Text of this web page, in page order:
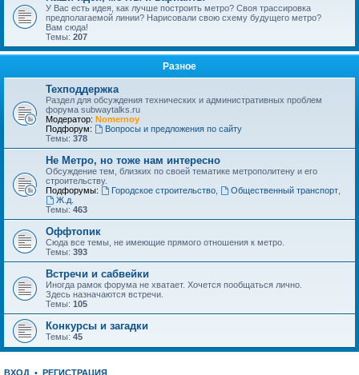
У Вас есть идея, как лучше построить метро? Своя трассировка
предполагаемой линии? Нарисовали свою схему будущего метро?
Вам сюда!
Темы: 207
Разное
Техподдержка
Раздел для обсуждения технических и административных проблем
форума subwaytalks.ru
Модератор: Nomernoy
Подфорум:
Вопросы и предложения по сайту
Темы: 378
Не Метро, но тоже нам интересно
Обсуждение тем, близких по своей тематике метрополитену и его
строительству.
Подфорумы:
Городское строительство, Общественный транспорт,
Ж.д.
Темы: 463
Оффтопик
Сюда все темы, не имеющие прямого отношения к метро.
Темы: 393
Встречи и сабвейки
Иногда рамок форума не хватает. Хочется пообщаться лично.
Здесь назначаются встречи.
Темы: 105
Конкурсы и загадки
Темы: 45
ВХОД • РЕГИСТРАЦИЯ